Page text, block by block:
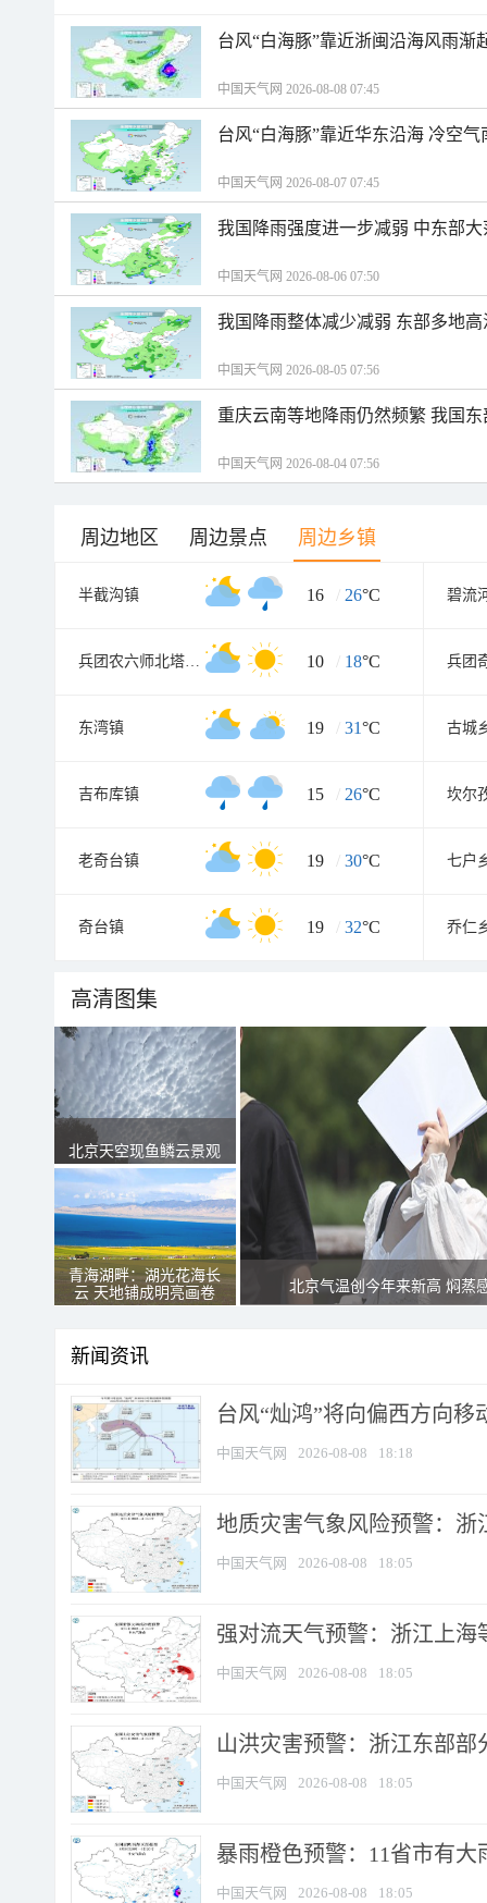
台风“白海豚”靠近浙闽沿海风雨渐
中国天气网 2026-08-08 07:45
台风“白海豚”靠近华东沿海 冷空
中国天气网 2026-08-07 07:45
我国降雨强度进一步减弱 中东部
中国天气网 2026-08-06 07:50
我国降雨整体减少减弱 东部多地
中国天气网 2026-08-05 07:56
重庆云南等地降雨仍然频繁 我国
中国天气网 2026-08-04 07:56
周边地区 周边景点 周边乡镇
半截沟镇 16 / 26°C 碧流
兵团农六师北塔山牧场 10 / 18°C 兵团
东湾镇 19 / 31°C 古城
吉布库镇 15 / 26°C 坎尔
老奇台镇 19 / 30°C 七户
奇台镇 19 / 32°C 乔仁
高清图集
北京天空现鱼鳞云景观
青海湖畔：湖光花海长
云 天地铺成明亮画卷
北京气温创今年来新高 焖蒸
新闻资讯
台风“灿鸿”将向偏西方向移
中国天气网 2026-08-08 18:18
地质灾害气象风险预警：
中国天气网 2026-08-08 18:05
强对流天气预警：浙江上海
中国天气网 2026-08-08 18:05
山洪灾害预警：浙江东部
中国天气网 2026-08-08 18:05
暴雨橙色预警：11省市有
中国天气网 2026-08-08 18:05